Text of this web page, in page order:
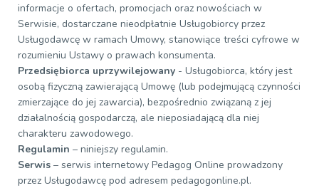
informacje o ofertach, promocjach oraz nowościach w
Serwisie, dostarczane nieodpłatnie Usługobiorcy przez
Usługodawcę w ramach Umowy, stanowiące treści cyfrowe w
rozumieniu Ustawy o prawach konsumenta.
Przedsiębiorca uprzywilejowany - Usługobiorca, który jest
osobą fizyczną zawierającą Umowę (lub podejmującą czynności
zmierzające do jej zawarcia), bezpośrednio związaną z jej
działalnością gospodarczą, ale nieposiadającą dla niej
charakteru zawodowego.
Regulamin – niniejszy regulamin.
Serwis – serwis internetowy Pedagog Online prowadzony
przez Usługodawcę pod adresem pedagogonline.pl.